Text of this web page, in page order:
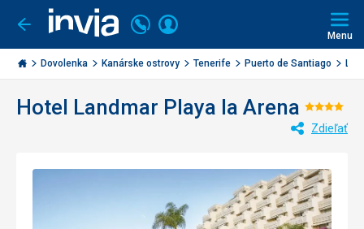
Ísť
späť
Invia.sk
Volajte
+421
2
3221
Prihlásiť
Menu
Dovolenka Kanárske ostrovy Tenerife Puerto de Santiago
Hotel Landmar Playa la Arena
4/5
Zdieľať